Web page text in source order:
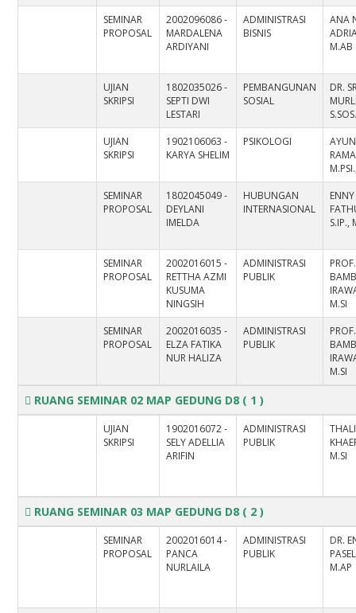
SEMINAR
PROPOSAL
2002096086 -
MARDALENA
ARDIYANI
ADMINISTRASI
BISNIS
ANA
M.AB
UJIAN
SKRIPSI
1802035026 -
SEPTI DWI
LESTARI
PEMBANGUNAN
SOSIAL
DR.
UJIAN
SKRIPSI
1902106063 -
KARYA SHELIM
PSIKOLOGI
SEMINAR
PROPOSAL
1802045049 -
DEYLANI
IMELDA
HUBUNGAN
INTERNASIONAL
ENNY
S.IP.,
SEMINAR
PROPOSAL
2002016015 -
RETTHA AZMI
KUSUMA
NINGSIH
ADMINISTRASI
PUBLIK
M.SI
SEMINAR
PROPOSAL
2002016035 -
ELZA FATIKA
NUR HALIZA
ADMINISTRASI
PUBLIK
M.SI
RUANG SEMINAR 02 MAP GEDUNG D8 ( 1 )
UJIAN
SKRIPSI
1902016072 -
SELY ADELLIA
ARIFIN
ADMINISTRASI
PUBLIK
M.SI
RUANG SEMINAR 03 MAP GEDUNG D8 ( 2 )
SEMINAR
PROPOSAL
2002016014 -
PANCA
NURLAILA
ADMINISTRASI
PUBLIK
DR.
M.AP